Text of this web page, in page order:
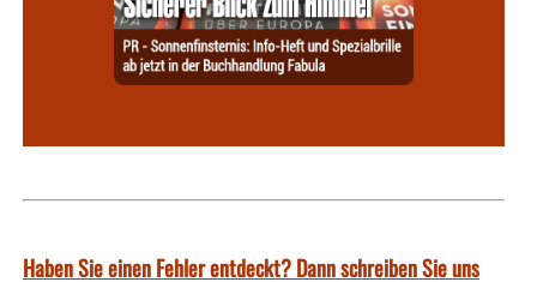
Haben Sie einen Fehler entdeckt? Dann schreiben Sie uns